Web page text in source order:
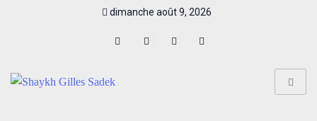
dimanche août 9, 2026